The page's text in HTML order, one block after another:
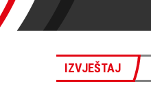
IZVJEŠTAJ